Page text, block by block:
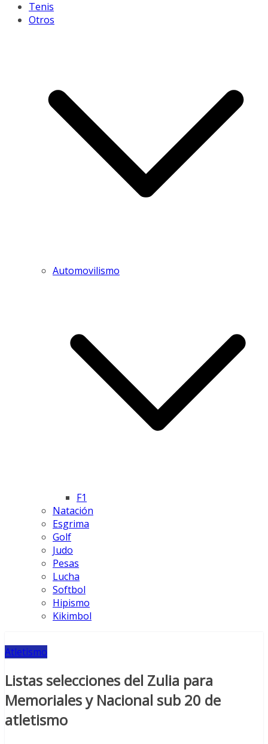
Tenis
Otros
Automovilismo
F1
Natación
Esgrima
Golf
Judo
Pesas
Lucha
Softbol
Hipismo
Kikimbol
Atletismo
Listas selecciones del Zulia para
Memoriales y Nacional sub 20 de
atletismo